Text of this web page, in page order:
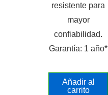
resistente para
mayor
confiabilidad.
Garantía: 1 año*
Añadir al
carrito